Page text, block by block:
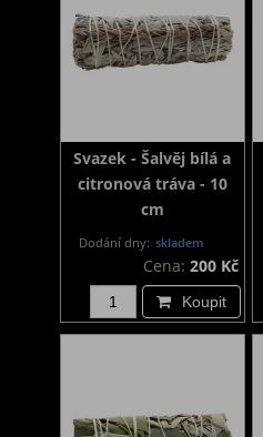
Svazek - Šalvěj bílá a
citronová tráva - 10
cm
Dodání dny: skladem
Cena: 200 Kč
Koupit